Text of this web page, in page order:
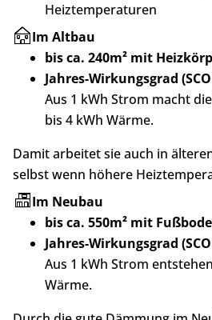
Heiztemperaturen
Im Altbau
bis ca. 240m² mit
Jahres-Wirkungsgrad
Aus 1 kWh Strom macht
bis 4 kWh Wärme.
Damit arbeitet sie auch in
selbst wenn höhere
Im Neubau
bis ca. 550m² mit
Jahres-Wirkungsgrad
Aus 1 kWh Strom
Wärme.